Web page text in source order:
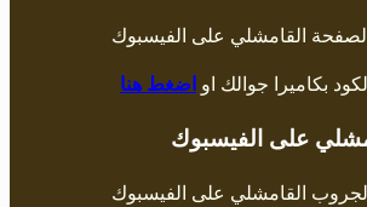
بكاميرا جوالك او اضغط هنا
على الفيسبوك